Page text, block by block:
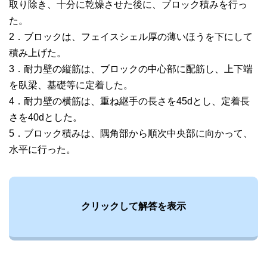
取り除き、十分に乾燥させた後に、ブロック積みを行っ
た。
2．ブロックは、フェイスシェル厚の薄いほうを下にして
積み上げた。
3．耐力壁の縦筋は、ブロックの中心部に配筋し、上下端
を臥梁、基礎等に定着した。
4．耐力壁の横筋は、重ね継手の長さを45dとし、定着長
さを40dとした。
5．ブロック積みは、隅角部から順次中央部に向かって、
水平に行った。
クリックして解答を表示